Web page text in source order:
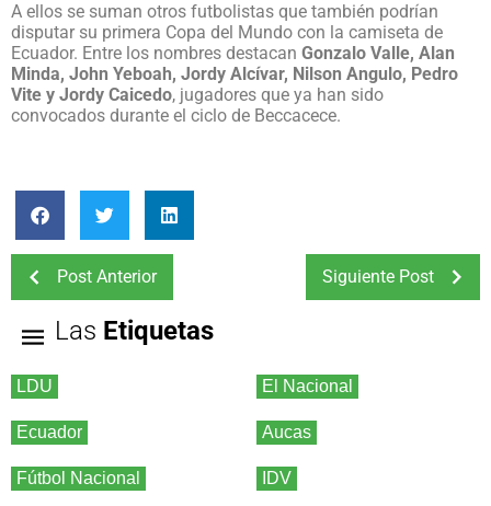
A ellos se suman otros futbolistas que también podrían
disputar su primera Copa del Mundo con la camiseta de
Ecuador. Entre los nombres destacan Gonzalo Valle, Alan
Minda, John Yeboah, Jordy Alcívar, Nilson Angulo, Pedro
Vite y Jordy Caicedo, jugadores que ya han sido
convocados durante el ciclo de Beccacece.
Post Anterior Siguiente Post
Las Etiquetas
LDU El Nacional
Ecuador Aucas
Fútbol Nacional IDV